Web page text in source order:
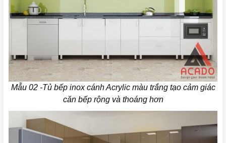
Mẫu 02 -Tủ bếp inox cánh Acrylic màu trắng tạo cảm giác
căn bếp rộng và thoáng hơn